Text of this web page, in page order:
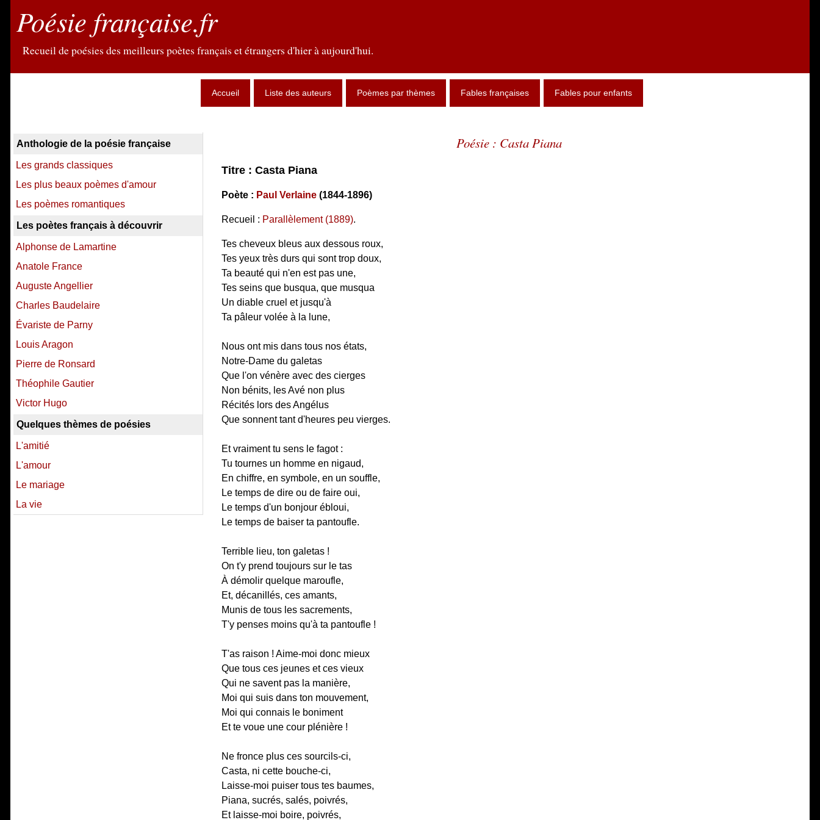
Poésie française.fr
Recueil de poésies des meilleurs poètes français et étrangers d'hier à aujourd'hui.
Accueil Liste des auteurs Poèmes par thèmes Fables françaises Fables pour enfants
Poésie : Casta Piana
Titre : Casta Piana
Poète : Paul Verlaine (1844-1896)
Recueil : Parallèlement (1889).
Tes cheveux bleus aux dessous roux,
Tes yeux très durs qui sont trop doux,
Ta beauté qui n'en est pas une,
Tes seins que busqua, que musqua
Un diable cruel et jusqu'à
Ta pâleur volée à la lune,
Nous ont mis dans tous nos états,
Notre-Dame du galetas
Que l'on vénère avec des cierges
Non bénits, les Avé non plus
Récités lors des Angélus
Que sonnent tant d'heures peu vierges.
Et vraiment tu sens le fagot :
Tu tournes un homme en nigaud,
En chiffre, en symbole, en un souffle,
Le temps de dire ou de faire oui,
Le temps d'un bonjour ébloui,
Le temps de baiser ta pantoufle.
Terrible lieu, ton galetas !
On t'y prend toujours sur le tas
À démolir quelque maroufle,
Et, décanillés, ces amants,
Munis de tous les sacrements,
T'y penses moins qu'à ta pantoufle !
T'as raison ! Aime-moi donc mieux
Que tous ces jeunes et ces vieux
Qui ne savent pas la manière,
Moi qui suis dans ton mouvement,
Moi qui connais le boniment
Et te voue une cour plénière !
Ne fronce plus ces sourcils-ci,
Casta, ni cette bouche-ci,
Laisse-moi puiser tous tes baumes,
Piana, sucrés, salés, poivrés,
Et laisse-moi boire, poivrés,
Anthologie de la poésie française
Les grands classiques
Les plus beaux poèmes d'amour
Les poèmes romantiques
Les poètes français à découvrir
Alphonse de Lamartine
Anatole France
Auguste Angellier
Charles Baudelaire
Évariste de Parny
Louis Aragon
Pierre de Ronsard
Théophile Gautier
Victor Hugo
Quelques thèmes de poésies
L'amitié
L'amour
Le mariage
La vie